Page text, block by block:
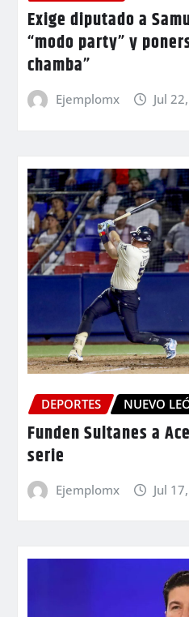
Exige diputado a
“modo party” y
chamba”
Ejemplomx Jul
DEPORTES NUEVO
Funden Sultanes a
serie
Ejemplomx Jul